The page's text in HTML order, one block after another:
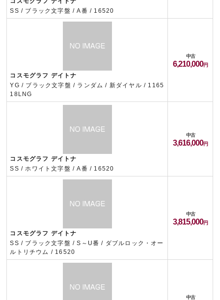
SS / ブラック文字盤 / A番 / 16520
コスモグラフ デイトナ
YG / ブラック文字盤 / ランダム / 新ダイヤル / 1165
18LNG
中古
6,210,000
コスモグラフ デイトナ
SS / ホワイト文字盤 / A番 / 16520
中古
3,616,000
コスモグラフ デイトナ
SS / ブラック文字盤 / S～U番 / ダブルロック・オー
ルトリチウム / 16520
中古
3,815,000
中古